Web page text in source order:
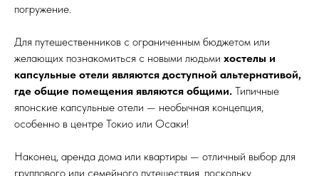
погружение.
Для путешественников с ограниченным бюджетом или
желающих познакомиться с новыми людьми хостелы и
капсульные отели являются доступной альтернативой,
где общие помещения являются общими. Типичные
японские капсульные отели — необычная концепция,
особенно в центре Токио или Осаки!
Наконец, аренда дома или квартиры — отличный выбор для
группового или семейного путешествия, поскольку